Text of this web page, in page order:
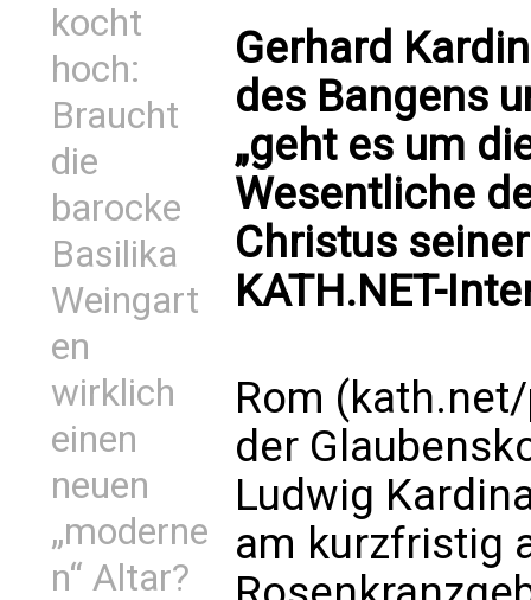
kocht
hoch:
Braucht
die
barocke
Basilika
Weingart
en
wirklich
einen
neuen
„moderne
n“ Altar?
Gerhard
des Bangens
„geht es um
Wesentliche
Christus
KATH.NET-
Rom
der
Ludwig
am kurzfristig